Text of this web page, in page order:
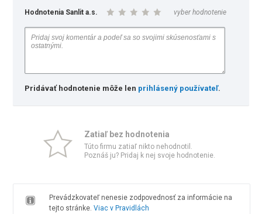
Hodnotenia Sanlit a.s. vyber hodnotenie
Pridávať hodnotenie môže len prihlásený používateľ.
Zatiaľ bez hodnotenia
Túto firmu zatiaľ nikto nehodnotil.
Poznáš ju? Pridaj k nej svoje hodnotenie.
Prevádzkovateľ nenesie zodpovednosť za informácie na
tejto stránke. Viac v Pravidlách